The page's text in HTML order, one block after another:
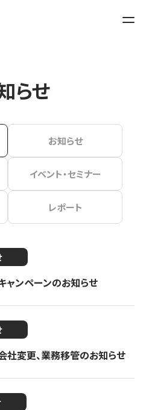
らせ
お知らせ
イベント・セミナー
レポート
ンペーンのお知らせ
社変更、業務移管のお知らせ